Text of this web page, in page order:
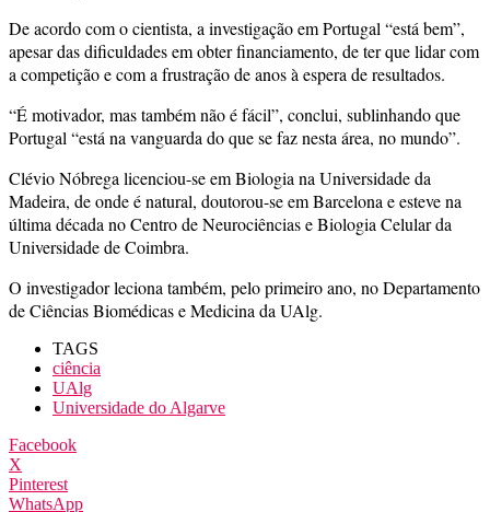
De acordo com o cientista, a investigação em Portugal “está bem”,
apesar das dificuldades em obter financiamento, de ter que lidar com
a competição e com a frustração de anos à espera de resultados.
“É motivador, mas também não é fácil”, conclui, sublinhando que
Portugal “está na vanguarda do que se faz nesta área, no mundo”.
Clévio Nóbrega licenciou-se em Biologia na Universidade da
Madeira, de onde é natural, doutorou-se em Barcelona e esteve na
última década no Centro de Neurociências e Biologia Celular da
Universidade de Coimbra.
O investigador leciona também, pelo primeiro ano, no Departamento
de Ciências Biomédicas e Medicina da UAlg.
TAGS
ciência
UAlg
Universidade do Algarve
Facebook
X
Pinterest
WhatsApp